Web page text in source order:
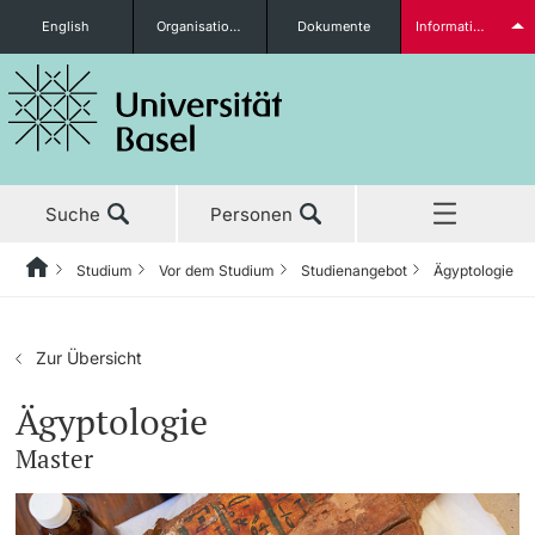
Studieninteressierte
weitere Informationen
English Organisationseinheiten Dokumente Informationen für...
Suche Personen
Aktuell
Studium
Studium
Vor dem Studium
Studienangebot
Anmeldung & Zulassung
Forschung
Lehre
HomeZurückStudium Vor dem Studium Studienangebot Ägyptologie
Zur Übersicht
Ägyptologie
Master